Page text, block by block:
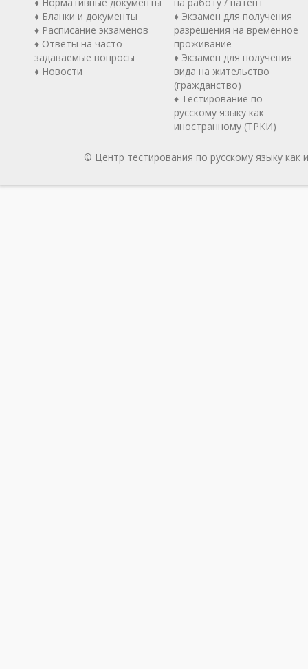
♦ Бланки и документы
♦ Расписание экзаменов
♦ Ответы на часто
задаваемые вопросы
♦ Новости
♦ Экзамен для получения
разрешения на временное
проживание
♦ Экзамен для получения
вида на жительство
(гражданство)
♦ Тестирование по
русскому языку как
иностранному (ТРКИ)
© Центр тестирования по русскому языку как